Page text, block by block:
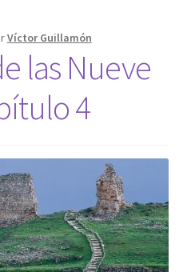
Víctor Guillamón
las Nueve
4